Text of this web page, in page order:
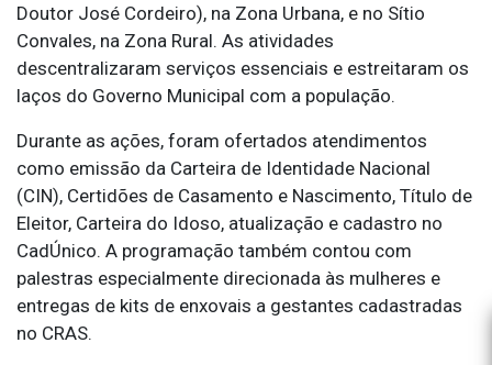
Doutor José Cordeiro), na Zona Urbana, e no Sítio
Convales, na Zona Rural. As atividades
descentralizaram serviços essenciais e estreitaram os
laços do Governo Municipal com a população.
Durante as ações, foram ofertados atendimentos
como emissão da Carteira de Identidade Nacional
(CIN), Certidões de Casamento e Nascimento, Título de
Eleitor, Carteira do Idoso, atualização e cadastro no
CadÚnico. A programação também contou com
palestras especialmente direcionada às mulheres e
entregas de kits de enxovais a gestantes cadastradas
no CRAS.